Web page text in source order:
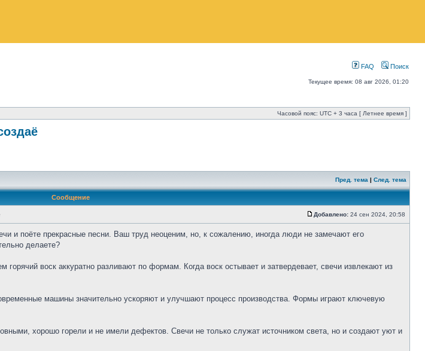
FAQ Поиск
Текущее время: 08 авг 2026, 01:20
Часовой пояс: UTC + 3 часа [ Летнее время ]
Пред. тема | След. тема
Сообщение
Добавлено: 24 сен 2024, 20:58
и поёте прекрасные песни. Ваш труд неоценим, но, к сожалению, иногда люди не замечают его
делаете?
воск аккуратно разливают по формам. Когда воск остывает и затвердевает, свечи извлекают из
машины значительно ускоряют и улучшают процесс производства. Формы играют ключевую
хорошо горели и не имели дефектов. Свечи не только служат источником света, но и создают уют и